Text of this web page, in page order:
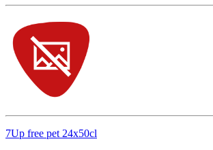
7Up free pet 24x50cl